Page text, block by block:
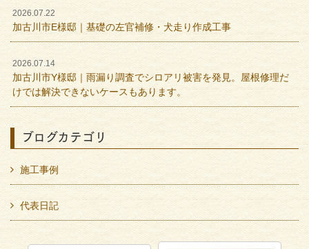
2026.07.22
加古川市E様邸｜基礎の左官補修・犬走り作成工事
2026.07.14
加古川市Y様邸｜雨漏り調査でシロアリ被害を発見。屋根修理だ
けでは解決できないケースもあります。
ブログカテゴリ
施工事例
代表日記